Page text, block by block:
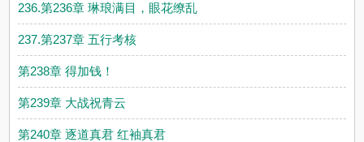
236.第236章 琳琅满目，眼花缭乱
237.第237章 五行考核
第238章 得加钱！
第239章 大战祝青云
第240章 逐道真君 红袖真君